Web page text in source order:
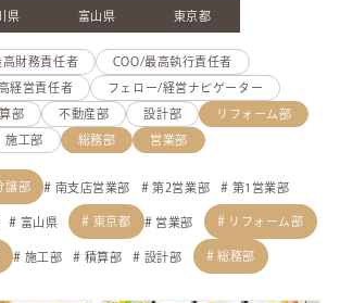
県 富山県 東京都
高財務責任者 COO/最高執行責任者
経営責任者 フェロー/経営ナビゲーター
部 不動産部 設計部 リフォーム部
施工部 総務部 営業部
譲部 南支店営業部 第2営業部 第1営業部
富山県 東京都 営業部 リフォーム部
施工部 積算部 設計部 総務部